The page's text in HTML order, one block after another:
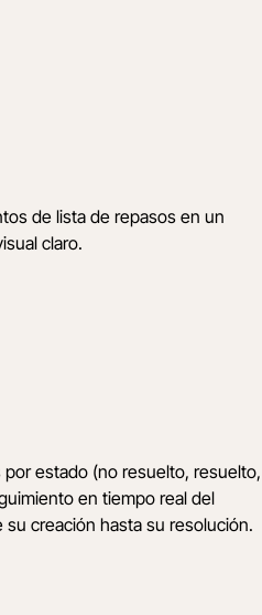
de lista de repasos en un
claro.
estado (no resuelto, resuelto,
en tiempo real del
creación hasta su resolución.